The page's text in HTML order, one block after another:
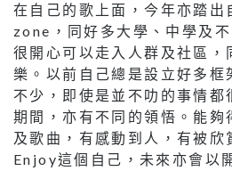
在自己的歌上面，今年亦踏
zone，同好多大學、中學及
很開心可以走入人群及社區，
樂。以前自己總是設立好多框
不少，即使是並不叻的事情都
期間，亦有不同的領悟。能夠
及歌曲，有感動到人，有被欣
Enjoy這個自己，未來亦會以